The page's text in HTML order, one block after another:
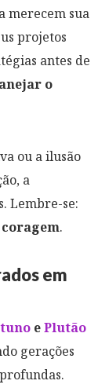
merecem sua
projetos
antes de
o
ou a ilusão
a
Lembre-se:
.
em
ePlutão
gerações